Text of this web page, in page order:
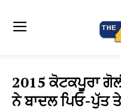
2015 ਕੋਟਕਪੂਰਾ
ਨੇ ਬਾਦਲ ਪਿਓ-ਪੁੱਤ